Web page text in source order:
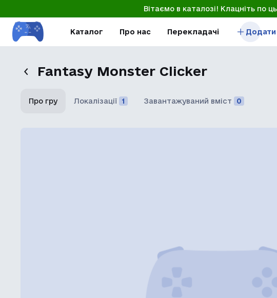
Вітаємо в каталозі! Клацніть по
Каталог Про нас Перекладачі Додати
Fantasy Monster Clicker
Про гру Локалізації 1 Завантажуваний вміст 0